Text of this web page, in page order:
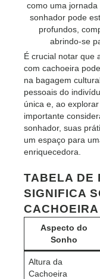
como uma
sonhador pode
profundos,
abrindo-se
É crucial notar que
com cachoeira
na bagagem
pessoais do
única e, ao
importante
sonhador, suas
um espaço para
enriquecedora.
TABELA DE
SIGNIFICA
CACHOEIRA
Aspecto do
Sonho
Altura da
Cachoeira